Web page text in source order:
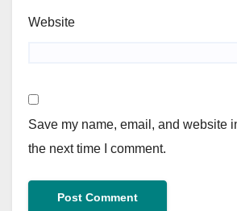
Website
Save my name, email, and website
the next time I comment.